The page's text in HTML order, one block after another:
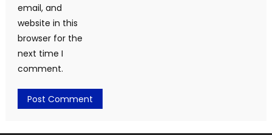
email, and
website in this
browser for the
next time I
comment.